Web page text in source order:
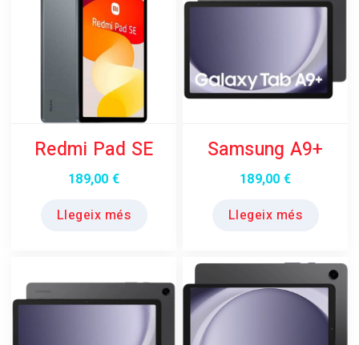
Redmi Pad SE
189,00 €
Llegeix més
Samsung A9+
189,00 €
Llegeix més